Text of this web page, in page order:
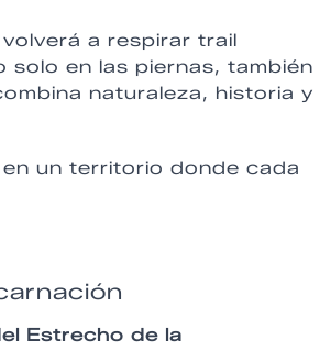
a respirar trail
solo en las piernas, también
naturaleza, historia y
un territorio donde cada
Estrecho de la